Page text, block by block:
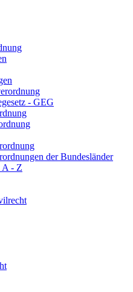
- GEG
der Bundesländer
A - Z